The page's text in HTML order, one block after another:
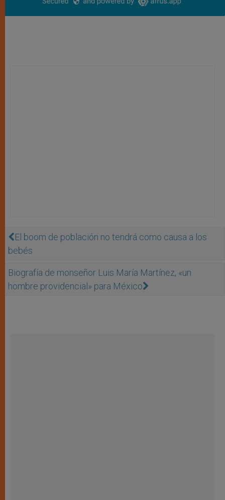
El boom de población no tendrá como causa a los
bebés
Biografía de monseñor Luis María Martínez, «un
hombre providencial» para México